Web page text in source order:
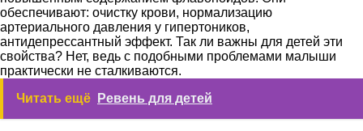
обеспечивают: очистку крови, нормализацию
артериального давления у гипертоников,
антидепрессантный эффект. Так ли важны для детей эти
свойства? Нет, ведь с подобными проблемами малыши
практически не сталкиваются.
Читать ещё
Ревень для детей